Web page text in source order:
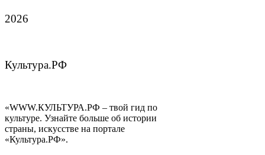
2026
Культура.РФ
«WWW.КУЛЬТУРА.РФ – твой гид по
культуре. Узнайте больше об истории
страны, искусстве на портале
«Культура.РФ».